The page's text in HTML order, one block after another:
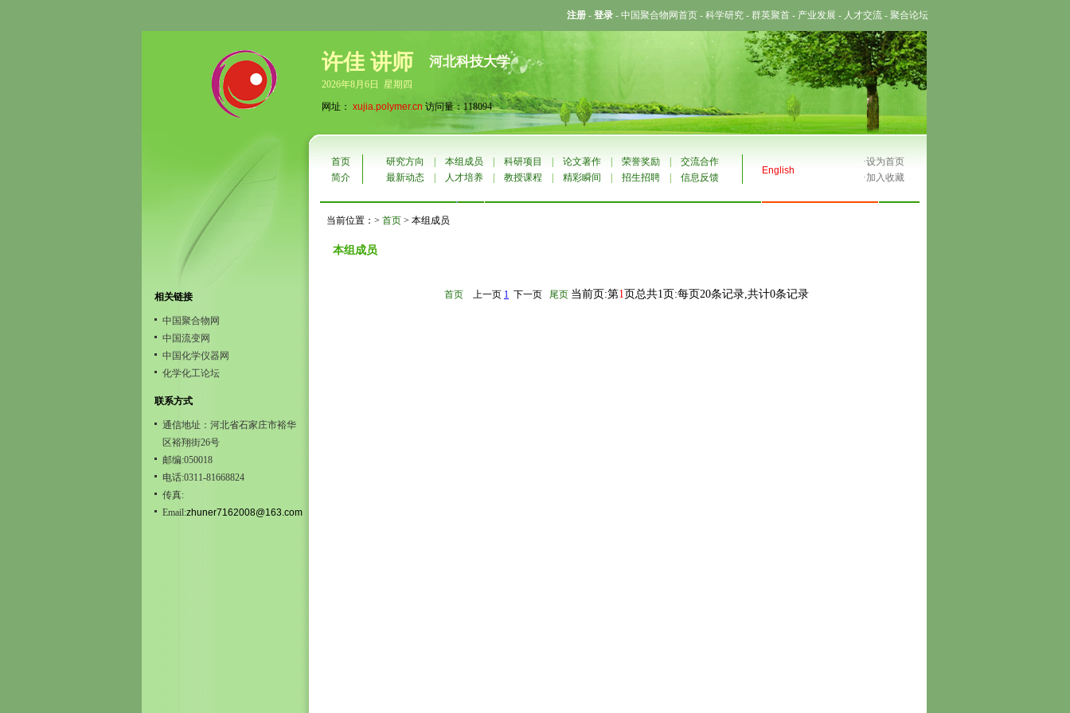
注册 - 登录 - 中国聚合物网首页 - 科学研究 - 群英聚首 - 产业发展 - 人才交流 - 聚合论坛
许佳 讲师 河北科技大学
2026年8月6日 星期四
网址： xujia.polymer.cn 访问量：118094
相关链接
中国聚合物网
中国流变网
中国化学仪器网
化学化工论坛
联系方式
通信地址：河北省石家庄市裕华
区裕翔街26号
邮编:050018
电话:0311-81668824
传真:
Email:zhuner7162008@163.com
首页 研究方向 本组成员 科研项目 论文著作 荣誉奖励 交流合作
English
·设为首页
简介
最新动态 人才培养 教授课程 精彩瞬间 招生招聘 信息反馈 ·加入收藏
当前位置：> 首页 > 本组成员
本组成员
首页 上一页 1 下一页 尾页 当前页:第1页总共1页:每页20条记录,共计0条记录